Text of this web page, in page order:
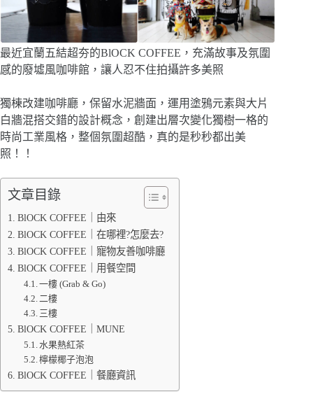
最近宜蘭五結超夯的BlOCK COFFEE，充滿故事及氛圍
感的廢墟風咖啡館，讓人忍不住拍攝許多美照
獨棟改建咖啡廳，保留水泥牆面，運用塗鴉元素與大片
白牆混搭交錯的設計概念，創建出層次變化獨樹一格的
時尚工業風格，整個氛圍超酷，真的是秒秒都出美
照！！
文章目錄
BlOCK COFFEE｜由來
BlOCK COFFEE｜在哪裡?怎麼去?
BlOCK COFFEE｜寵物友善咖啡廳
BlOCK COFFEE｜用餐空間
一樓 (Grab & Go)
二樓
三樓
BlOCK COFFEE｜MUNE
水果熱紅茶
檸檬椰子泡泡
BlOCK COFFEE｜餐廳資訊